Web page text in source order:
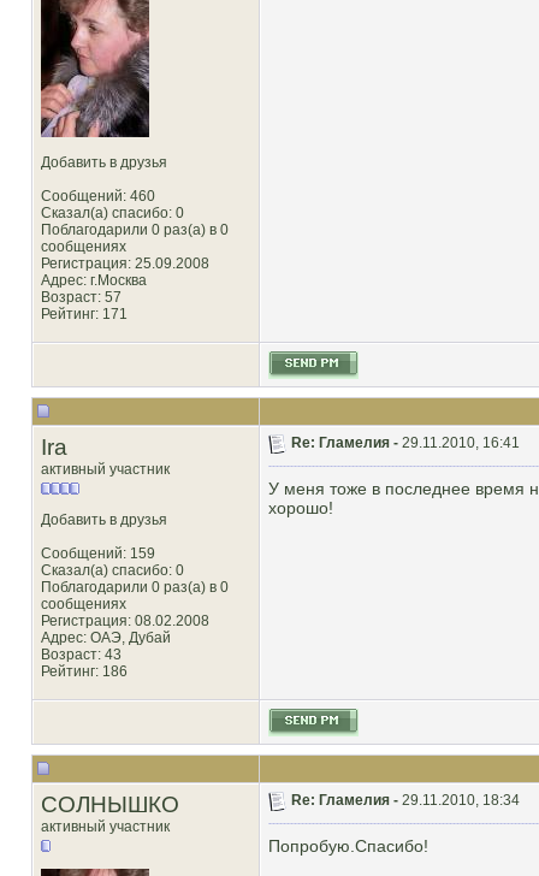
Добавить в друзья
Сообщений: 460
Сказал(а) спасибо: 0
Поблагодарили 0 раз(а) в 0
сообщениях
Регистрация: 25.09.2008
Адрес: г.Москва
Возраст: 57
Рейтинг: 171
Ira
активный участник
Добавить в друзья
Сообщений: 159
Сказал(а) спасибо: 0
Поблагодарили 0 раз(а) в 0
сообщениях
Регистрация: 08.02.2008
Адрес: ОАЭ, Дубай
Возраст: 43
Рейтинг: 186
Re: Гламелия - 29.11.2010, 16:41
У меня тоже в последнее время
хорошо!
СОЛНЫШКО
активный участник
Re: Гламелия - 29.11.2010, 18:34
Попробую.Спасибо!